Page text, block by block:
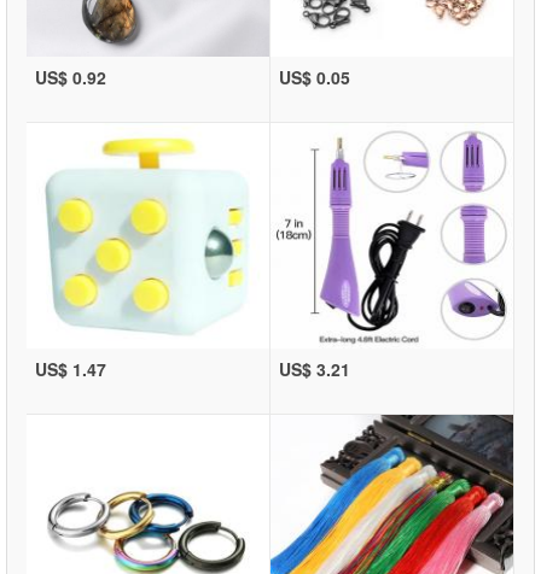
US$ 0.92 US$ 0.05
US$ 1.47 US$ 3.21